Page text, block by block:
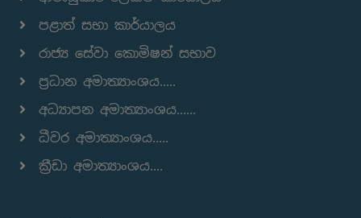
පළාත් සභා කාර්යාලය
රාජ්‍ය සේවා කොමිෂන් සභාව
ප්‍රධාන අමාත්‍යාංශය.....
අධ්‍යාපන අමාත්‍යාංශය......
ධීවර අමාත්‍යාංශය.....
ක්‍රීඩා අමාත්‍යාංශය....